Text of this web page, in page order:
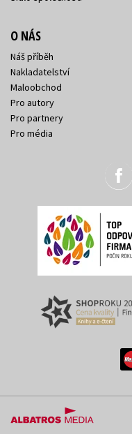
O NÁS
Náš příběh
Nakladatelství
Maloobchod
Pro autory
Pro partnery
Pro média